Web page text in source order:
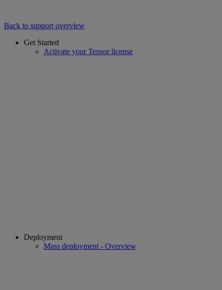
Back to support overview
Get Started
Activate your Tensor license
Deployment
Mass deployment - Overview